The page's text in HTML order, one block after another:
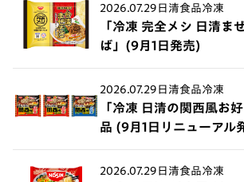
2026.07.29 日清食品冷凍
「冷凍 完全メシ 日清ま
ば」(9月1日発売)
2026.07.29 日清食品冷凍
「冷凍 日清の関西風お
品 (9月1日リニューアル
2026.07.29 日清食品冷凍